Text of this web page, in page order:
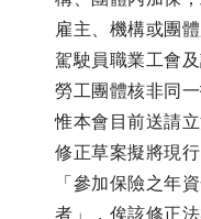
雇主、機構或團
駕駛員職業工會
勞工團體核非同
惟本會目前送請
修正草案擬將現
「參加保險之年
者」，俟該修正